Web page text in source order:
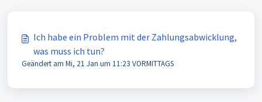
Ich habe ein Problem mit der Zahlungsabwicklung,
was muss ich tun?
Geändert am Mi, 21 Jan um 11:23 VORMITTAGS